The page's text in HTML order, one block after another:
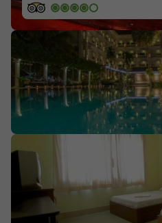
Blog TopViagens
Área de Cliente
Agências
Contactos
Apoio ao cliente em Portugal